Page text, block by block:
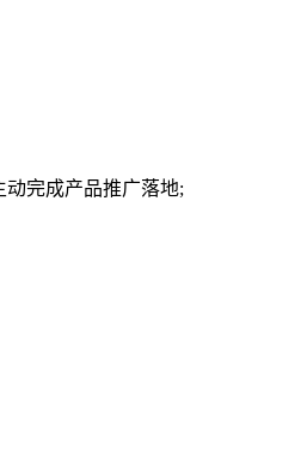
完成产品推广落地;